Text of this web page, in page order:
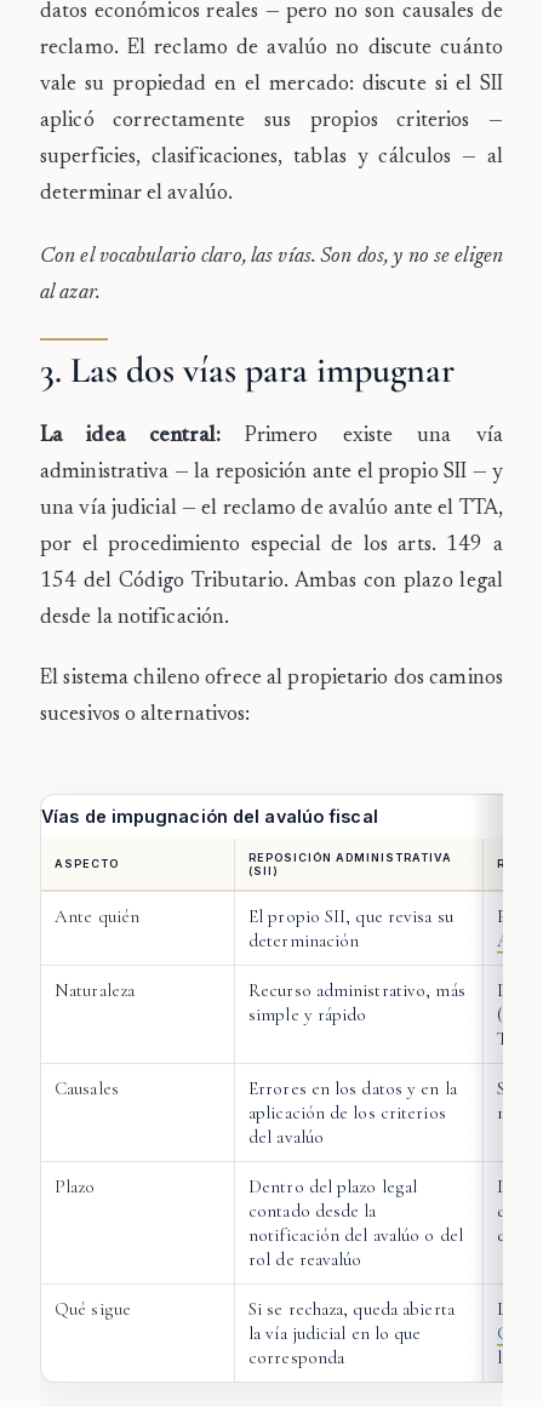
datos económicos reales — perono son causales de
reclamo. El reclamo de avalúo no discute cuánto
vale su propiedad en el mercado: discute si el SII
aplicócorrectamente sus propios criterios —
superficies, clasificaciones, tablas y cálculos — al
determinar el avalúo.
Con el vocabulario claro, las vías. Son dos, y no se eligen
al azar.
3. Las dos vías para impugnar
La idea central:Primero existe una vía
administrativa — la reposición ante el propio SII — y
una vía judicial — el reclamo de avalúo ante el TTA,
por el procedimiento especial de los arts. 149 a
154 del Código Tributario. Ambas con plazo legal
desde la notificación.
El sistema chileno ofrece al propietario dos caminos
sucesivos o alternativos:
Vías de impugnación del avalúo fiscal
ASPECTO
REPOSICIÓN ADMINISTRATIVA
(SII)
Ante quién
El propio SII, que revisa su
determinación
El
Naturaleza
Recurso administrativo, más
simple y rápido
(arts.
Causales
Errores en los datos y en la
aplicación de los criterios
del avalúo
Solo
149
Plazo
Dentro del plazo legal
contado desde la
notificación del avalúo o del
rol de reavalúo
Qué sigue
Si se rechaza, queda abierta
la vía judicial en lo que
corresponda
La
la ley